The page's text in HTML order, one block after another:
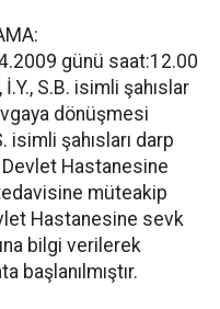
günü saat:12.00
İ.Y., S.B. isimli şahıslar
dönüşmesi
isimli şahısları darp
Devlet Hastanesine
müteakip
Hastanesine sevk
bilgi verilerek
başlanılmıştır.